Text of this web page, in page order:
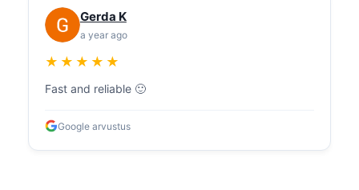
Gerda K
a year ago
★★★★★
Fast and reliable 🙂
Google arvustus